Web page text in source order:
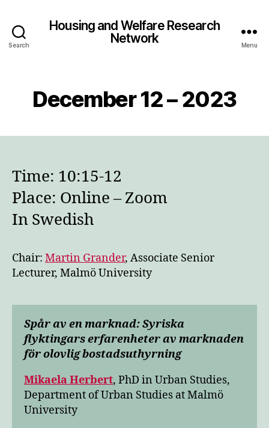
Search
Housing and Welfare Research
Network
Menu
December 12 – 2023
Time: 10:15-12
Place: Online – Zoom
In Swedish
Chair: Martin Grander, Associate Senior
Lecturer, Malmö University
Spår av en marknad: Syriska
flyktingars erfarenheter av marknaden
för olovlig bostadsuthyrning
Mikaela Herbert, PhD in Urban Studies,
Department of Urban Studies at Malmö
University